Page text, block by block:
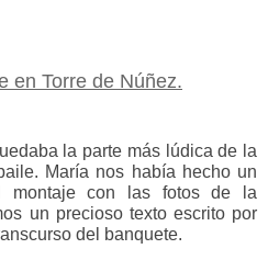
en Torre de Núñez.
la parte más lúdica de la
María nos había hecho un
montaje con las fotos de la
un precioso texto escrito por
del banquete.